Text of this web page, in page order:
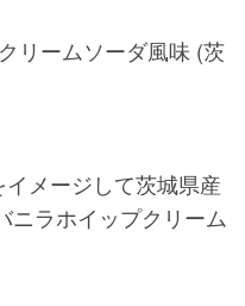
リームソーダ風味 (茨
メージして茨城県産
ニラホイップクリーム